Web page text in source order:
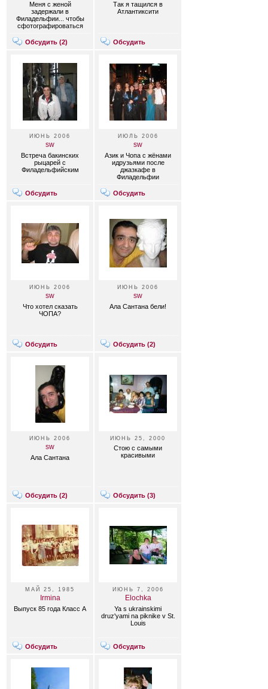
Меня с женой
задержали в
Филадельфии... чтобы
сфотографироваться
Обсудить (2)
Так я тащился в
Атлантиксити
Обсудить
ИЮНЬ 2006
sw
Встреча бакинских
рыцарей с
Филадельфийским
Обсудить
ИЮЛЬ 2006
sw
Азик и Чопа с жёнами
идрузьями после
джазкафе в
Филадельфии
Обсудить
ИЮНЬ 2006
sw
Что хотел сказать
ЧОПА?
Обсудить
ИЮНЬ 2006
sw
Ала Сантана бели!
Обсудить (2)
ИЮНЬ 2006
sw
Ала Сантана
Обсудить (2)
ИЮНЬ 25, 2000
Стою с самыми
красивыми
Обсудить (3)
МАЙ 25, 1985
Irmina
Выпуск 85 года Класс А
Обсудить
ИЮНЬ 7, 2006
Elochka
Ya s ukrainskimi
druz'yami na piknike v St.
Louis
Обсудить